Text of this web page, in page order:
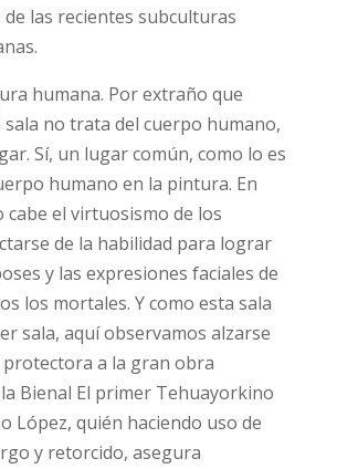
las recientes subculturas
humana. Por extraño que
sala no trata del cuerpo humano,
Sí, un lugar común, como lo es
humano en la pintura. En
cabe el virtuosismo de los
de la habilidad para lograr
y las expresiones faciales de
los mortales. Y como esta sala
sala, aquí observamos alzarse
protectora a la gran obra
Bienal El primer Tehuayorkino
López, quién haciendo uso de
y retorcido, asegura